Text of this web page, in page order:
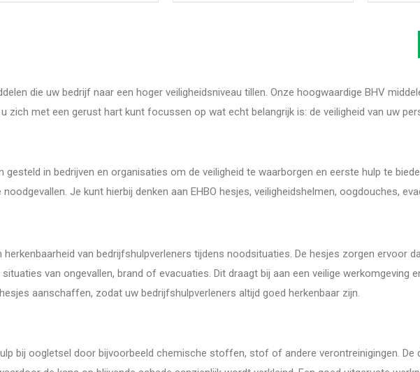
die uw bedrijf naar een hoger veiligheidsniveau tillen. Onze hoogwaardige BHV
zich met een gerust hart kunt focussen op wat echt belangrijk is: de veiligheid van uw
in bedrijven en organisaties om de veiligheid te waarborgen en eerste hulp te
Je kunt hierbij denken aan EHBO hesjes, veiligheidshelmen, oogdouches,
van bedrijfshulpverleners tijdens noodsituaties. De hesjes zorgen ervoor
van ongevallen, brand of evacuaties. Dit draagt bij aan een veilige werkomgeving
aanschaffen, zodat uw bedrijfshulpverleners altijd goed herkenbaar zijn.
bij oogletsel door bijvoorbeeld chemische stoffen, stof of andere verontreinigingen. De